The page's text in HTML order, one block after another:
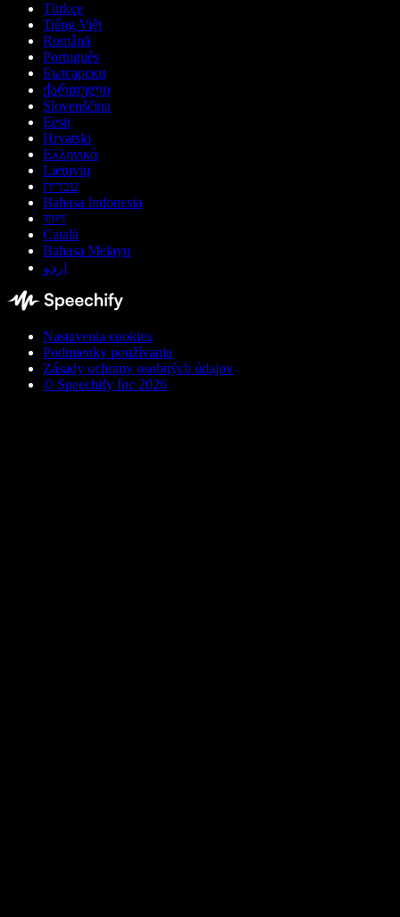
Türkçe
Tiếng Việt
Română
Português
Български
ქართული
Slovenščina
Eesti
Hrvatski
Ελληνικά
Lietuvių
עברית
Bahasa Indonesia
বাংলা
Català
Bahasa Melayu
اردو
Nastavenia cookies
Podmienky používania
Zásady ochrany osobných údajov
© Speechify Inc 2026